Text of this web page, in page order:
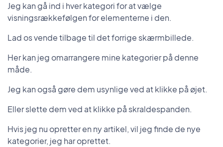
Jeg kan gå ind i hver kategori for at vælge
visningsrækkefølgen for elementerne i den.
Lad os vende tilbage til det forrige skærmbillede.
Her kan jeg omarrangere mine kategorier på denne
måde.
Jeg kan også gøre dem usynlige ved at klikke på øjet.
Eller slette dem ved at klikke på skraldespanden.
Hvis jeg nu opretter en ny artikel, vil jeg finde de nye
kategorier, jeg har oprettet.